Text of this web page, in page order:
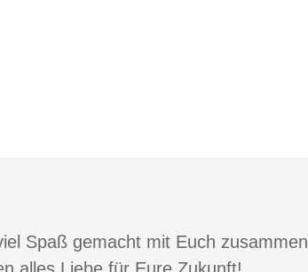
Spaß gemacht mit Euch zusammen